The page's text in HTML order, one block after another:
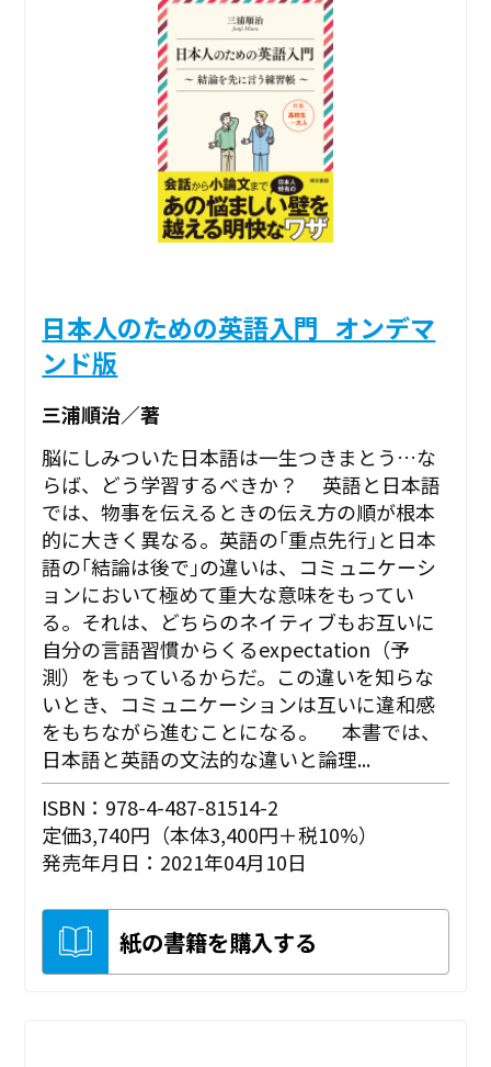
日本人のための英語入門_オンデマ
ンド版
三浦順治／著
脳にしみついた日本語は一生つきまとう…な
らば、どう学習するべきか？ 英語と日本語
では、物事を伝えるときの伝え方の順が根本
的に大きく異なる。英語の｢重点先行｣と日本
語の｢結論は後で｣の違いは、コミュニケーシ
ョンにおいて極めて重大な意味をもってい
る。それは、どちらのネイティブもお互いに
自分の言語習慣からくるexpectation（予
測）をもっているからだ。この違いを知らな
いとき、コミュニケーションは互いに違和感
をもちながら進むことになる。 本書では、
日本語と英語の文法的な違いと論理...
ISBN：978-4-487-81514-2
定価3,740円（本体3,400円＋税10%）
発売年月日：2021年04月10日
紙の書籍を購入する